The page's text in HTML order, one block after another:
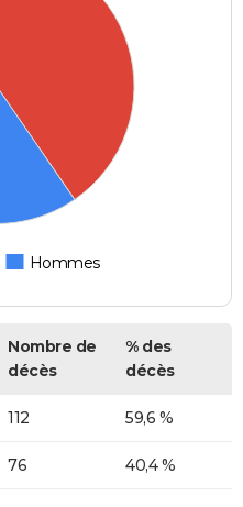
Hommes
Nombre de
décès
% des
décès
112 59,6 %
76 40,4 %